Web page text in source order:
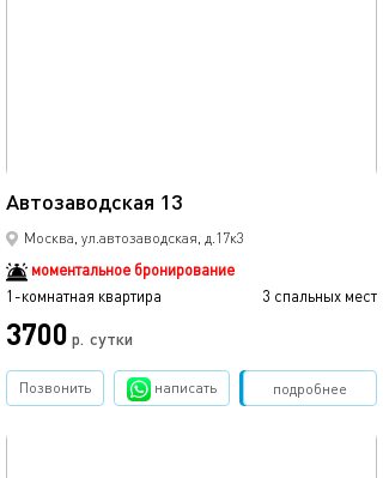
Автозаводская 13
Москва, ул.автозаводская, д.17к3
моментальное бронирование
1-комнатная квартира
3 спальных мест
3700 р. сутки
подробнее
Позвонить написать Забронировать